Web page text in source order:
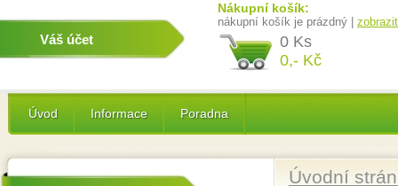
Váš účet
Nákupní košík:
nákupní košík je prázdný |
0 Ks
0,- Kč
Úvod Informace Poradna
Úvodní